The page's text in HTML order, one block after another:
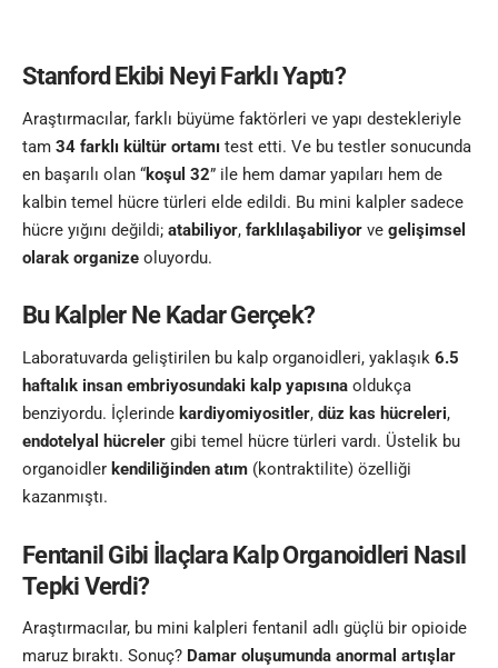
Stanford Ekibi Neyi Farklı Yaptı?
Araştırmacılar, farklı büyüme faktörleri ve yapı destekleriyle
tam 34 farklı kültür ortamı test etti. Ve bu testler sonucunda
en başarılı olan “koşul 32” ile hem damar yapıları hem de
kalbin temel hücre türleri elde edildi. Bu mini kalpler sadece
hücre yığını değildi; atabiliyor, farklılaşabiliyor ve gelişimsel
olarak organize oluyordu.
Bu Kalpler Ne Kadar Gerçek?
Laboratuvarda geliştirilen bu kalp organoidleri, yaklaşık 6.5
haftalık insan embriyosundaki kalp yapısına oldukça
benziyordu. İçlerinde kardiyomiyositler, düz kas hücreleri,
endotelyal hücreler gibi temel hücre türleri vardı. Üstelik bu
organoidler kendiliğinden atım (kontraktilite) özelliği
kazanmıştı.
Fentanil Gibi İlaçlara Kalp Organoidleri Nasıl
Tepki Verdi?
Araştırmacılar, bu mini kalpleri fentanil adlı güçlü bir opioide
maruz bıraktı. Sonuç? Damar oluşumunda anormal artışlar